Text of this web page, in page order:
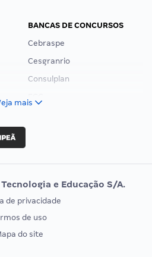
BANCAS DE CONCURSOS
Cebraspe
Cesgranrio
Consulplan
Vunesp
EXAME DE ORDEM
mais
e Educação S/A.
de privacidade
de uso
do site